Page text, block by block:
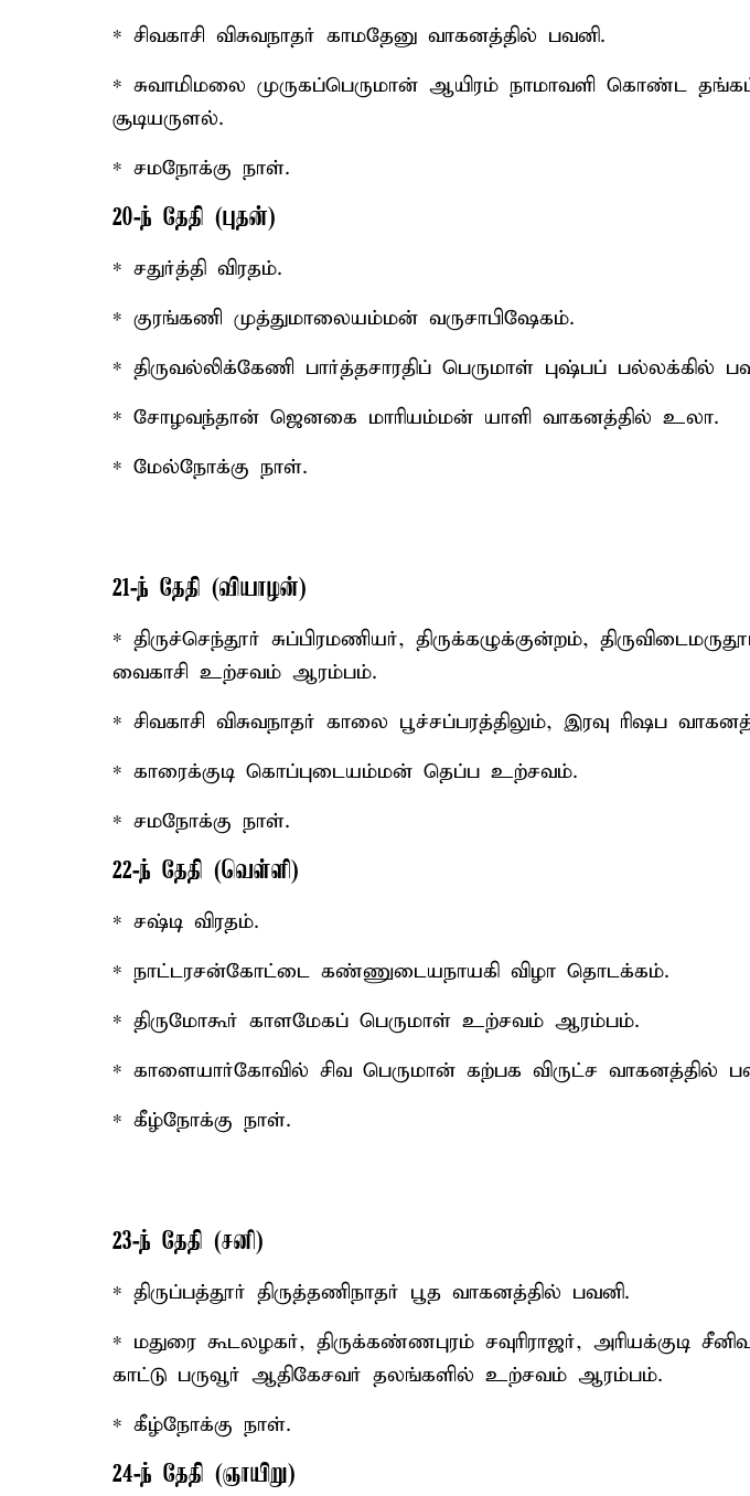
* சிவகாசி விசுவநாதர் காமதேனு வாகனத்தில் பவனி.
* சுவாமிமலை முருகப்பெருமான் ஆயிரம் நாமாவளி கொண்ட
சூடியருளல்.
* சமநோக்கு நாள்.
20-ந் தேதி (புதன்)
* சதுர்த்தி விரதம்.
* குரங்கணி முத்துமாலையம்மன் வருசாபிஷேகம்.
* திருவல்லிக்கேணி பார்த்தசாரதிப் பெருமாள் புஷ்பப் பல்லக்கில்
* சோழவந்தான் ஜெனகை மாரியம்மன் யாளி வாகனத்தில் உலா.
* மேல்நோக்கு நாள்.
21-ந் தேதி (வியாழன்)
* திருச்செந்தூர் சுப்பிரமணியர், திருக்கழுக்குன்றம்,
வைகாசி உற்சவம் ஆரம்பம்.
* சிவகாசி விசுவநாதர் காலை பூச்சப்பரத்திலும், இரவு ரிஷப
* காரைக்குடி கொப்புடையம்மன் தெப்ப உற்சவம்.
* சமநோக்கு நாள்.
22-ந் தேதி (வெள்ளி)
* சஷ்டி விரதம்.
* நாட்டரசன்கோட்டை கண்ணுடையநாயகி விழா தொடக்கம்.
* திருமோகூர் காளமேகப் பெருமாள் உற்சவம் ஆரம்பம்.
* காளையார்கோவில் சிவ பெருமான் கற்பக விருட்ச வாகனத்தில்
* கீழ்நோக்கு நாள்.
23-ந் தேதி (சனி)
* திருப்பத்தூர் திருத்தணிநாதர் பூத வாகனத்தில் பவனி.
* மதுரை கூடலழகர், திருக்கண்ணபுரம் சவுரிராஜர், அரியக்குடி
காட்டு பருவூர் ஆதிகேசவர் தலங்களில் உற்சவம் ஆரம்பம்.
* கீழ்நோக்கு நாள்.
24-ந் தேதி (ஞாயிறு)